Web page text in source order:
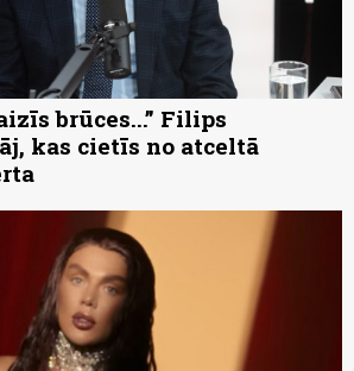
brūces...” Filips
kas cietīs no atceltā